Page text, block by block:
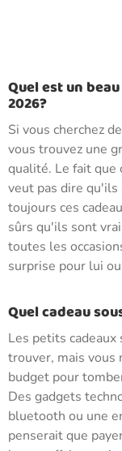
Quel est un
2026?
Si vous cherchez
vous trouvez une
qualité. Le fait que
veut pas dire
toujours ces
sûrs qu'ils sont
toutes les
surprise pour lui
Quel cadeau
Les petits
trouver, mais vous
budget pour
Des gadgets
bluetooth ou une
penserait que